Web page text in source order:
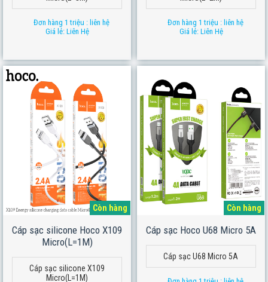
Đơn hàng 1 triệu : liên hệ
Giá lẻ: Liên Hệ
Đơn hàng 1 triệu : liên hệ
Giá lẻ: Liên Hệ
Còn hàng
Cáp sạc silicone Hoco X109
Micro(L=1M)
Cáp sạc silicone X109
Micro(L=1M)
Còn hàng
Cáp sạc Hoco U68 Micro 5A
Cáp sạc U68 Micro 5A